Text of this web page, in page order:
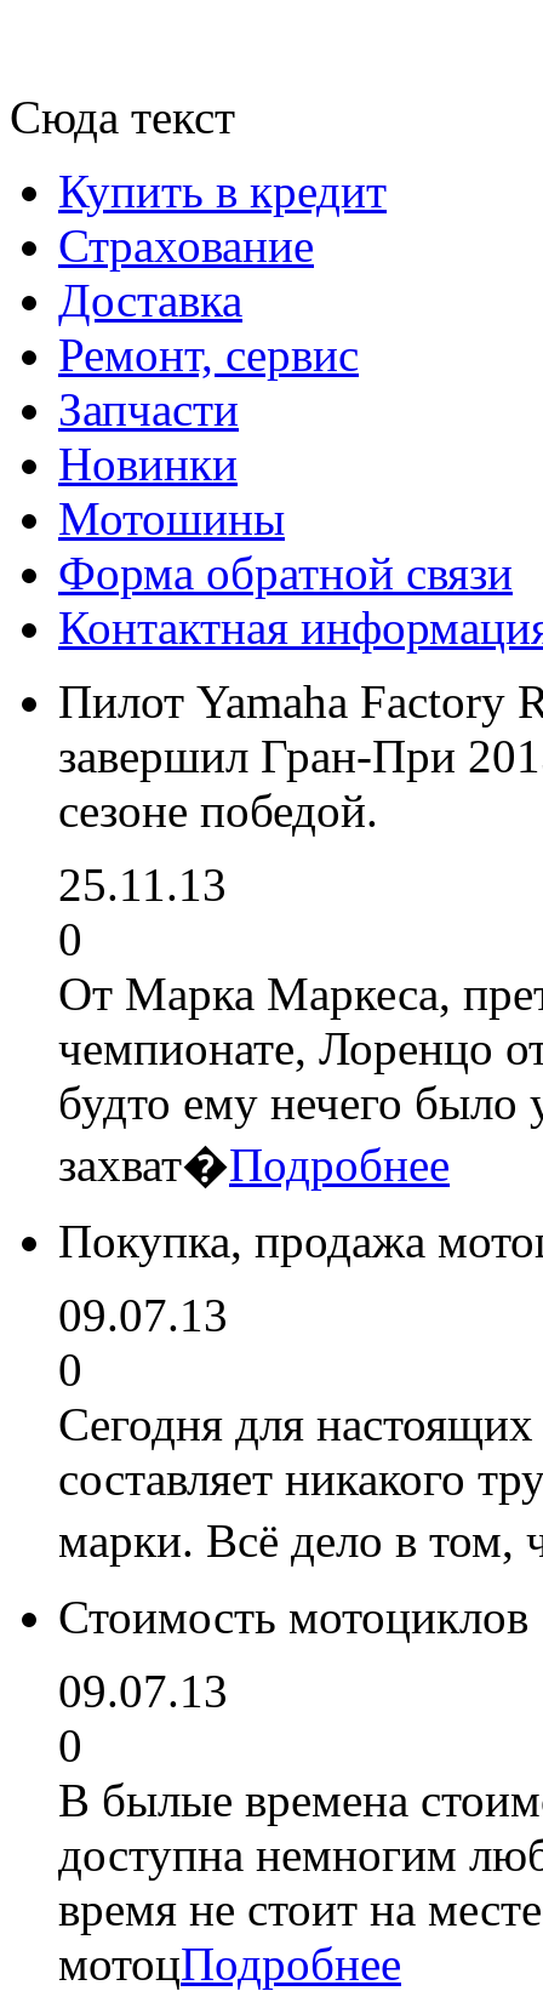
Сюда текст
Купить в кредит
Страхование
Доставка
Ремонт, сервис
Запчасти
Новинки
Мотошины
Форма обратной связи
Контактная
Пилот Yamaha Factory
завершил Гран-При
сезоне победой.
25.11.13
0
От Марка Маркеса,
чемпионате, Лоренцо
будто ему нечего было
захват�Подробнее
Покупка, продажа
09.07.13
0
Сегодня для
составляет никакого
марки. Всё дело в
Стоимость мотоциклов
09.07.13
0
В былые времена
доступна немногим
время не стоит на
мотоцПодробнее